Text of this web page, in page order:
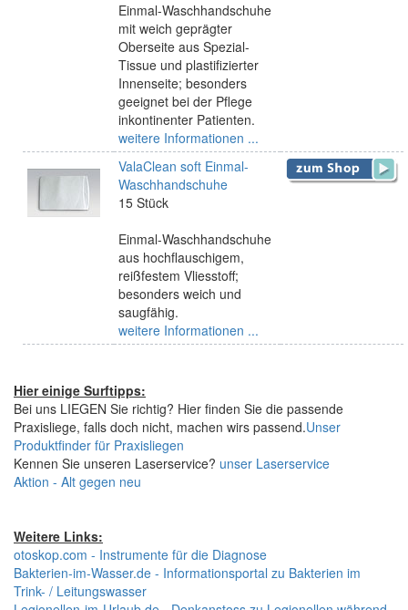
Einmal-Waschhandschuhe
mit weich geprägter
Oberseite aus Spezial-
Tissue und plastifizierter
Innenseite; besonders
geeignet bei der Pflege
inkontinenter Patienten.
weitere Informationen ...
ValaClean soft Einmal-
Waschhandschuhe
15 Stück
Einmal-Waschhandschuhe
aus hochflauschigem,
reißfestem Vliesstoff;
besonders weich und
saugfähig.
weitere Informationen ...
Hier einige Surftipps:
Bei uns LIEGEN Sie richtig? Hier finden Sie die passende
Praxisliege, falls doch nicht, machen wirs passend.Unser
Produktfinder für Praxisliegen
Kennen Sie unseren Laserservice? unser Laserservice
Aktion - Alt gegen neu
Weitere Links:
otoskop.com - Instrumente für die Diagnose
Bakterien-im-Wasser.de - Informationsportal zu Bakterien im
Trink- / Leitungswasser